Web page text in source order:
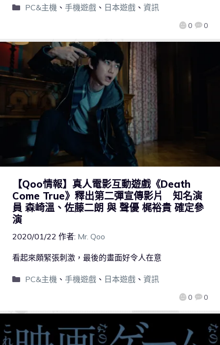
0 0
PC&主機、 手機遊戲、 日本遊戲、 資訊
【Qoo情報】真人電影互動遊戲《Death
Come True》釋出第二彈宣傳影片 知名演
員 森崎溫、佐藤二朗 與 聲優 梶裕貴 確定參
演
2020/01/22 作者: Mr. Qoo
0 0
看起來頗緊張刺激，最後的畫面好令人在意
PC&主機 、 手機遊戲、 日本遊戲、 資訊